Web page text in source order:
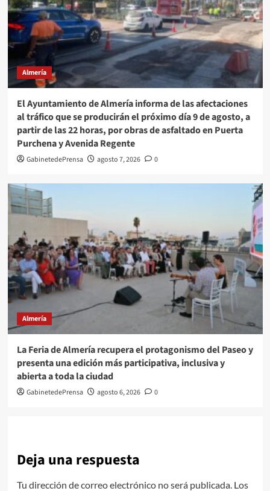
Almería
El Ayuntamiento de Almería informa de las afectaciones
al tráfico que se producirán el próximo día 9 de agosto, a
partir de las 22 horas, por obras de asfaltado en Puerta
Purchena y Avenida Regente
GabinetedePrensa agosto 7, 2026 0
Almería
La Feria de Almería recupera el protagonismo del Paseo y
presenta una edición más participativa, inclusiva y
abierta a toda la ciudad
GabinetedePrensa agosto 6, 2026 0
Deja una respuesta
Tu dirección de correo electrónico no será publicada. Los